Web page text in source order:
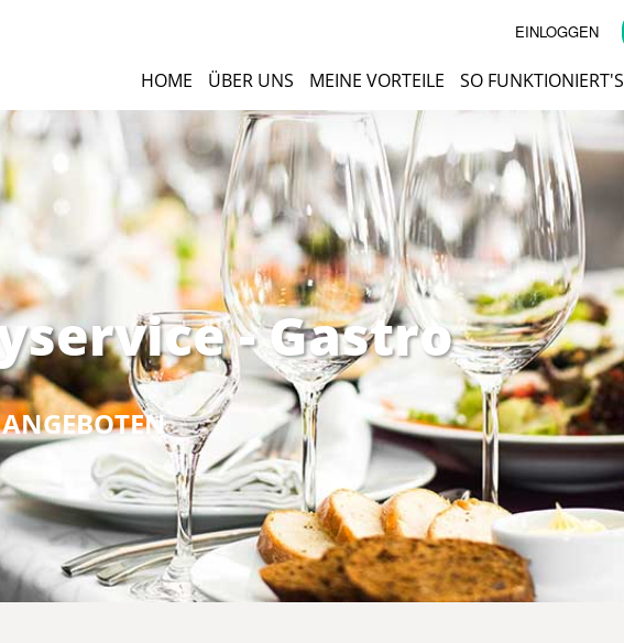
EINLOGGEN
HOME ÜBER UNS MEINE VORTEILE SO FUNKTIONIERT'S
- Gastro